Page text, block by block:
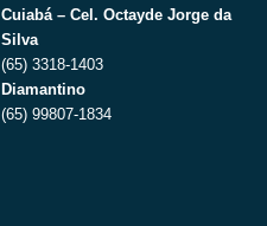
Cuiabá – Cel. Octayde Jorge da
Silva
(65) 3318-1403
Diamantino
(65) 99807-1834